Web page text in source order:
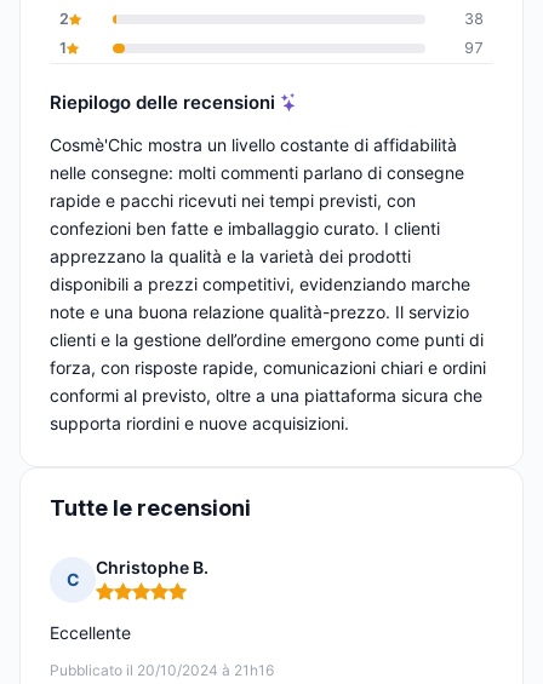
2
38
1
97
Riepilogo delle recensioni
Cosmè'Chic mostra un livello costante di affidabilità
nelle consegne: molti commenti parlano di consegne
rapide e pacchi ricevuti nei tempi previsti, con
confezioni ben fatte e imballaggio curato. I clienti
apprezzano la qualità e la varietà dei prodotti
disponibili a prezzi competitivi, evidenziando marche
note e una buona relazione qualità-prezzo. Il servizio
clienti e la gestione dell’ordine emergono come punti di
forza, con risposte rapide, comunicazioni chiari e ordini
conformi al previsto, oltre a una piattaforma sicura che
supporta riordini e nuove acquisizioni.
Tutte le recensioni
C
Christophe B.
Nota: 5 su 5
Pubblicato il 20/10/2024 à 21h16
Eccellente